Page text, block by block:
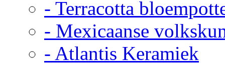
- Terracotta
- Mexicaanse
- Atlantis Keramiek